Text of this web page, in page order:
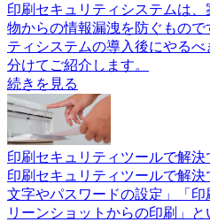
印刷セキュリティシステムは
物からの情報漏洩を防ぐもの
ティシステムの導入後にやる
分けてご紹介します。
続きを見る
印刷セキュリティツールで解決
印刷セキュリティツールで解
文字やパスワードの設定」「
リーンショットからの印刷」